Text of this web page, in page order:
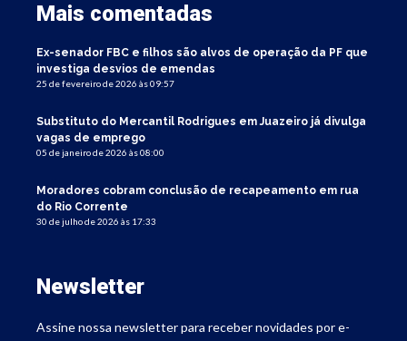
Mais comentadas
Ex-senador FBC e filhos são alvos de operação da PF que
investiga desvios de emendas
25 de fevereiro de 2026 às 09:57
Substituto do Mercantil Rodrigues em Juazeiro já divulga
vagas de emprego
05 de janeiro de 2026 às 08:00
Moradores cobram conclusão de recapeamento em rua
do Rio Corrente
30 de julho de 2026 às 17:33
Newsletter
Assine nossa newsletter para receber novidades por e-